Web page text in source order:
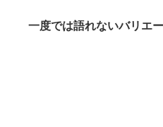
一度では語れないバリエ